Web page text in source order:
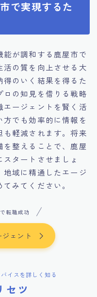
で実現するた
が調和する鹿屋市で
の質を向上させる大
のいく結果を得るた
の知見を借りる戦略
ージェントを賢く活
でも効率的に情報を
軽減されます。将来
整えることで、鹿屋
タートさせましょ
域に精通したエージ
みてください。
転職成功
ェント
イスを詳しく知る
セツ